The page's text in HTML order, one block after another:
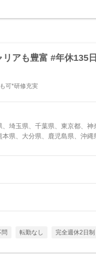
リアも豊富 #年休135日
可*研修充実
埼玉県、千葉県、東京都、
県、大分県、鹿児島県、沖縄
問 転勤なし 完全週休2日制